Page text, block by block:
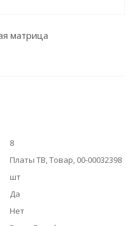
матрица
8
Платы ТВ, Товар, 00-00032398
шт
Да
Нет